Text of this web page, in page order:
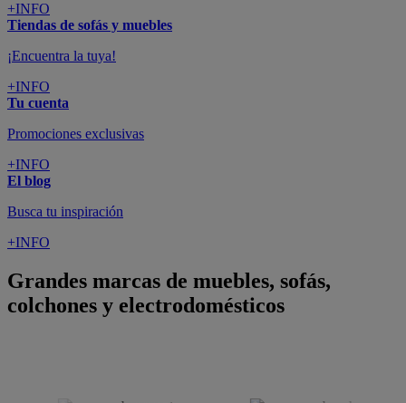
+INFO
Tiendas de sofás y muebles
¡Encuentra la tuya!
+INFO
Tu cuenta
Promociones exclusivas
+INFO
El blog
Busca tu inspiración
+INFO
Grandes marcas de muebles, sofás,
colchones y electrodomésticos